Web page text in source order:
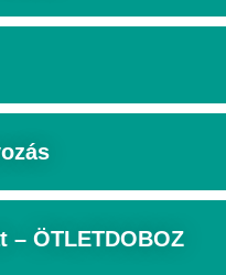
– ÖTLETDOBOZ